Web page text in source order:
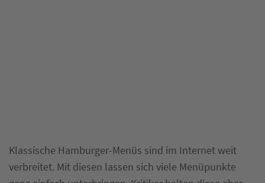
Klassische Hamburger-Menüs sind im Internet weit
verbreitet. Mit diesen lassen sich viele Menüpunkte